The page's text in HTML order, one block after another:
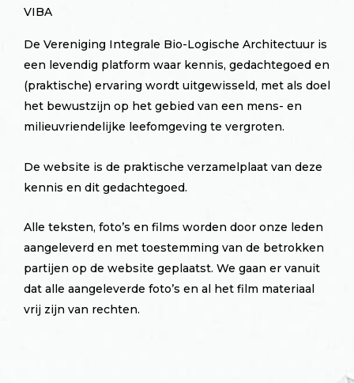
VIBA
De Vereniging Integrale Bio-Logische Architectuur is
een levendig platform waar kennis, gedachtegoed en
(praktische) ervaring wordt uitgewisseld, met als doel
het bewustzijn op het gebied van een mens- en
milieuvriendelijke leefomgeving te vergroten.
De website is de praktische verzamelplaat van deze
kennis en dit gedachtegoed.
Alle teksten, foto’s en films worden door onze leden
aangeleverd en met toestemming van de betrokken
partijen op de website geplaatst. We gaan er vanuit
dat alle aangeleverde foto’s en al het film materiaal
vrij zijn van rechten.